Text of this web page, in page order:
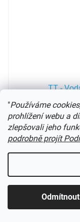
"Používáme
prohlížení webu a
zlepšovali jeho
podrobně projít
Odmítnout
TT -
975 Kč
Novinka